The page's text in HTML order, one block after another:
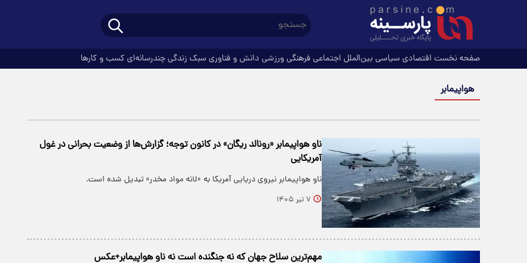
صفحه نخست اقتصادی سیاسی بین‌الملل اجتماعی فرهنگیورزشی دانش و فناوری سبک زندگیچندرسانه‌ای کسب و کارها
هواپیمابر
ناو هواپیمابر «رونالد ریگان» در کانون توجه؛ گزارش‌ها از وضعیت بحرانی در غول
آمریکایی
ناو هواپیمابر نیروی دریایی آمریکا به «لانه مواد مخدر» تبدیل شده است.
۷ تیر ۱۴۰۵
مهم‌ترین سلاح جهان که نه جنگنده است نه ناو هواپیمابر+عکس